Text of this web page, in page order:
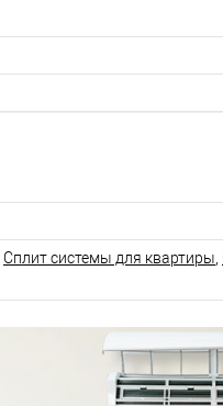
Сплит системы для квартиры,